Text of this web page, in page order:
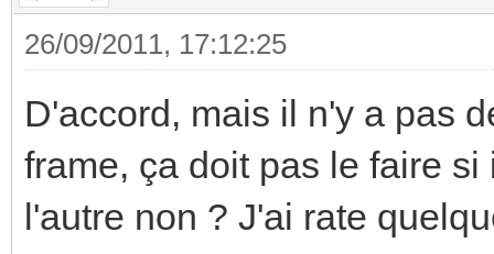
26/09/2011, 17:12:25
D'accord, mais il n'y a pas
frame, ça doit pas le faire
l'autre non ? J'ai rate